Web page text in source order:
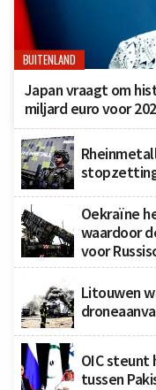
BUITENLAND
Japan vraagt om
miljard euro voor
Oekraïne
waardoor
voor
Litouwen
OIC steunt
tussen